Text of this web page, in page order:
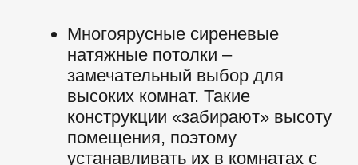
мебели.
Цвета натяжных
потолков